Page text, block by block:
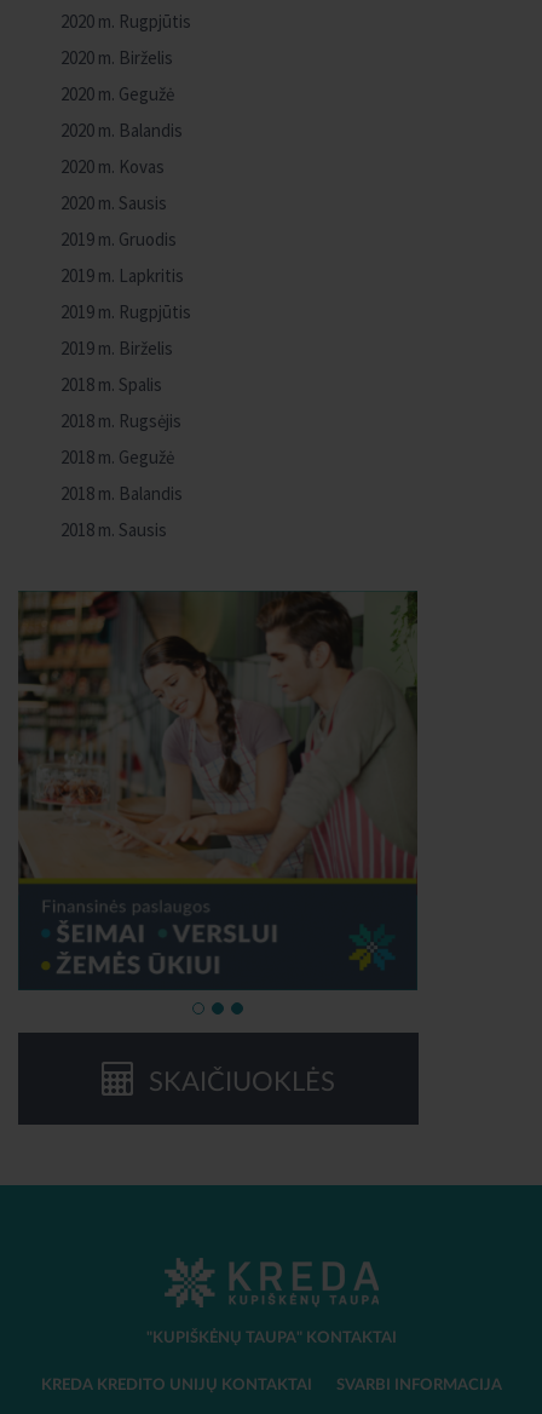
2020 m. Rugpjūtis
2020 m. Birželis
2020 m. Gegužė
2020 m. Balandis
2020 m. Kovas
2020 m. Sausis
2019 m. Gruodis
2019 m. Lapkritis
2019 m. Rugpjūtis
2019 m. Birželis
2018 m. Spalis
2018 m. Rugsėjis
2018 m. Gegužė
2018 m. Balandis
2018 m. Sausis
SKAIČIUOKLĖS
"KUPIŠKĖNŲ TAUPA" KONTAKTAI
KREDA KREDITO UNIJŲ KONTAKTAI SVARBI INFORMACIJA